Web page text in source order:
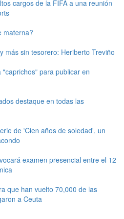
cargos de la FIFA a una reunión
materna?
más sin tesorero: Heriberto Treviño
para publicar en
destaque en todas las
de 'Cien años de soledad', un
examen presencial entre el 12
que han vuelto 70,000 de las
a Ceuta